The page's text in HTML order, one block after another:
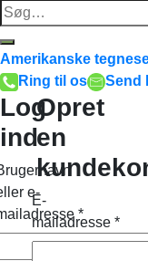
Søg
efter:
Amerikanske
Ring til os
Send
Log
ind
e-
*
Opret
en
E-
mailadresse *